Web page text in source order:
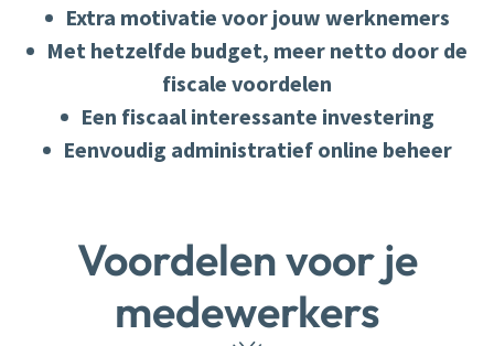
Extra motivatie voor jouw werknemers
Met hetzelfde budget, meer netto door de
fiscale voordelen
Een fiscaal interessante investering
Eenvoudig administratief online beheer
Voordelen voor je
medewerkers